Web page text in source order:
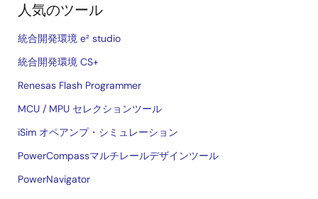
人気のツール
統合開発環境 e² studio
統合開発環境 CS+
Renesas Flash Programmer
MCU / MPU セレクションツール
iSim オペアンプ・シミュレーション
PowerCompassマルチレールデザインツール
PowerNavigator